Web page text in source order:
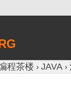
奇八卦。
程茶楼 JAVA